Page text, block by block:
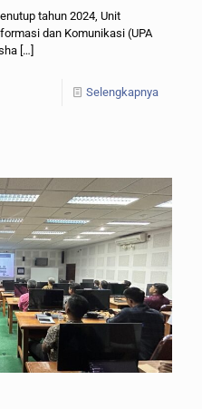
tahun 2024, Unit
dan Komunikasi (UPA
[…]
Selengkapnya